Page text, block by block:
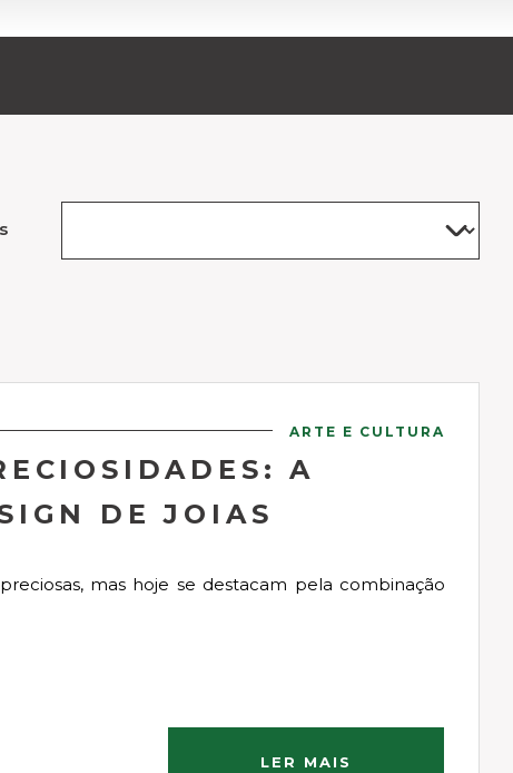
ARTE E CULTURA
A
DE JOIAS
mas hoje se destacam pela combinação
LER MAIS